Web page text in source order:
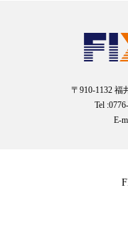
〒910-1132 福
Tel
E-